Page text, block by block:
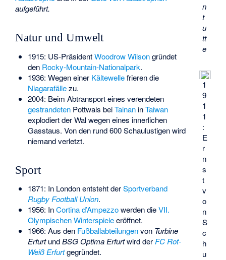
n
t
u
tt
e
1
9
1
1
:
E
r
n
s
t
v
o
n
S
c
h
u
aufgeführt.
Natur und Umwelt
1915: US-PräsidentWoodrow Wilsongründet
den Rocky-Mountain-Nationalpark.
1936: Wegen einer Kältewellefrieren die
Niagarafällezu.
2004: Beim Abtransport eines verendeten
gestrandetenPottwals beiTainaninTaiwan
explodiert der Walwegen eines innerlichen
Gasstaus. Von den rund 600 Schaulustigen wird
niemand verletzt.
Sport
1871: In London entsteht derSportverband
Rugby Football Union.
1956: InCortina d’Ampezzowerden dieVII.
Olympischen Winterspieleeröffnet.
1966: Aus den Fußballabteilungenvon Turbine
ErfurtundBSG Optima Erfurtwird derFC Rot-
Weiß Erfurtgegründet.